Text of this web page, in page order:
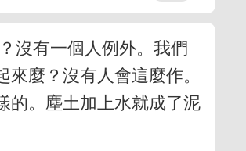
沒有一個人例外。我們
麼？沒有人會這麼作。
的。塵土加上水就成了泥